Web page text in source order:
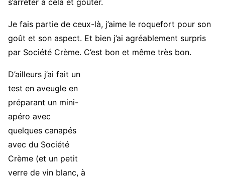
s’arrêter à cela et goûter.
Je fais partie de ceux-là, j’aime le roquefort pour son
goût et son aspect. Et bien j’ai agréablement surpris
par Société Crème. C’est bon et même très bon.
D’ailleurs j’ai fait un
test en aveugle en
préparant un mini-
apéro avec
quelques canapés
avec du Société
Crème (et un petit
verre de vin blanc, à